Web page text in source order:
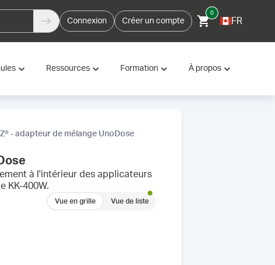
Connexion Créer un compte
0
FR
Ressources Formation À propos
- adapteur de mélange UnoDose
à l'intérieur des applicateurs
KK-400W.
Vue en grille Vue de liste